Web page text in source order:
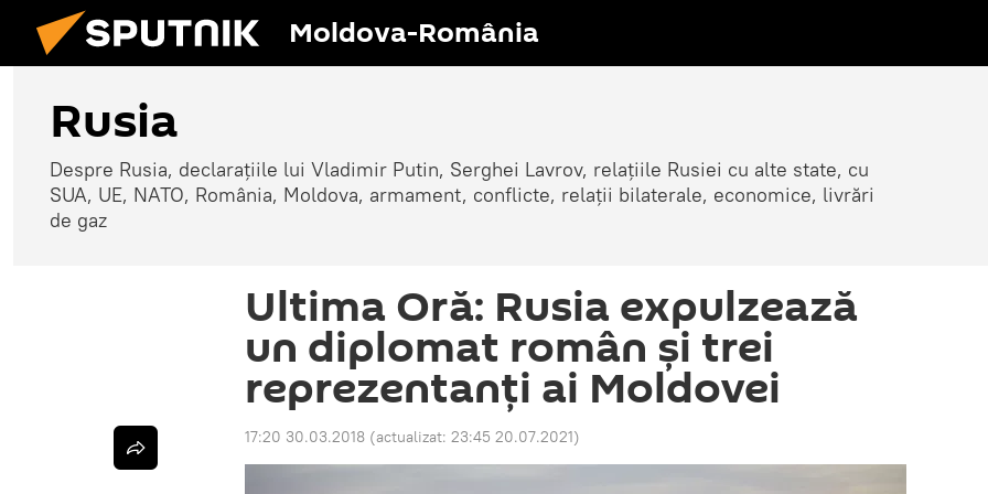
Moldova-România
Rusia
Despre Rusia, declarațiile lui Vladimir Putin, Serghei Lavrov, relațiile Rusiei cu alte state, cu
SUA, UE, NATO, România, Moldova, armament, conflicte, relații bilaterale, economice, livrări
de gaz
Ultima Oră: Rusia expulzează
un diplomat român și trei
reprezentanți ai Moldovei
17:20 30.03.2018 (actualizat: 23:45 20.07.2021)